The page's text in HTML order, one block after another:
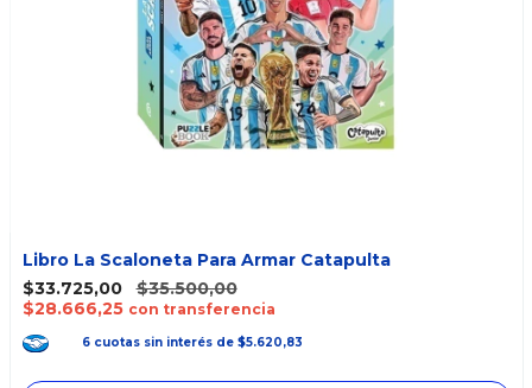
Libro La Scaloneta Para Armar Catapulta
$33.725,00
$35.500,00
$28.666,25 con transferencia
6 cuotas sin interés de $5.620,83